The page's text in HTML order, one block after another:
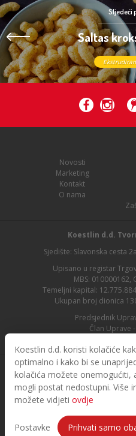
Koestlin d.d. koristi kolačiće
optimalno i kako bi se
kolačića možete onemogućiti,
mogli postat nedostupni. Više
možete vidjeti ovdje
Postavke Prihvati samo
Sljedeći
Saltas
Novosti
Marketing
Kontakt
O nama
Koestlin d.d.
Sjedište: Slavonska cesta
Upisano u registar
MBS: 010000162,
Temeljni kapital:
Ukupan broj dionica
Predsjednik
Član Uprave
© 2026. Koestlin.
Designed and